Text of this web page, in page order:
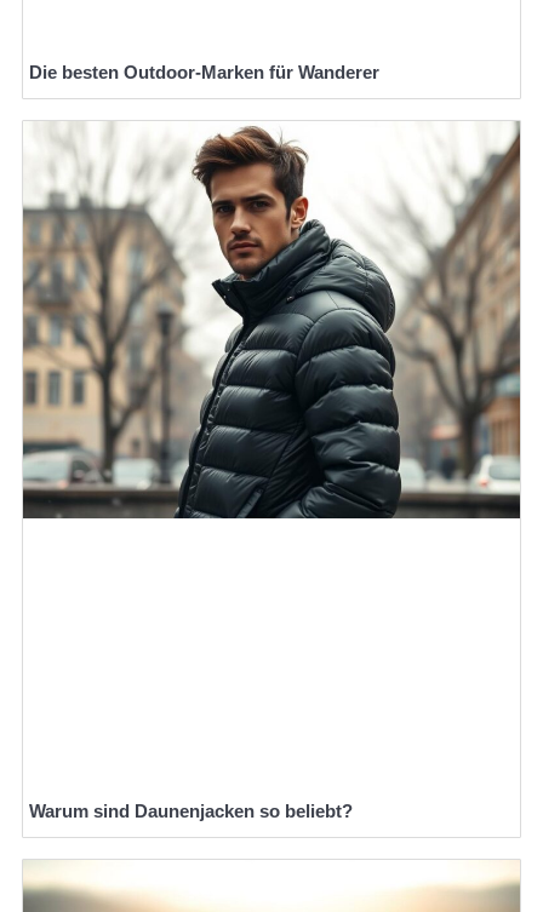
Die besten Outdoor-Marken für Wanderer
Warum sind Daunenjacken so beliebt?